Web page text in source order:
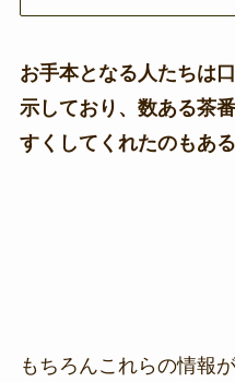
お手本となる人たちは
示しており、数ある茶
すくしてくれたのもあ
もちろんこれらの情報